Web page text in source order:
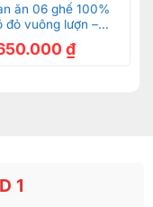
ăn 06 ghế 100%
đỏ vuông lượn –
₫
1